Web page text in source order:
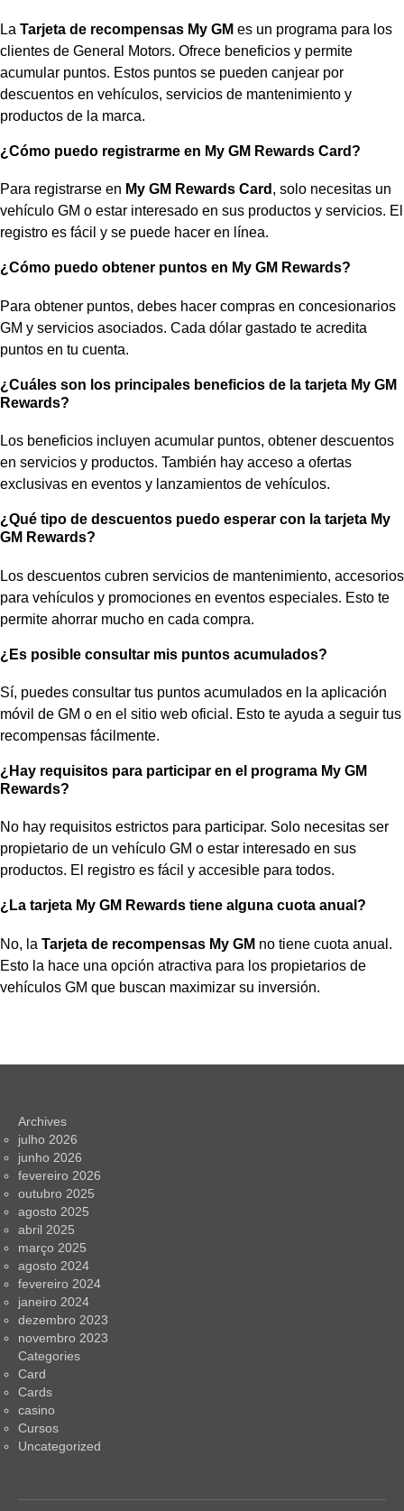
La Tarjeta de recompensas My GM es un programa para los
clientes de General Motors. Ofrece beneficios y permite
acumular puntos. Estos puntos se pueden canjear por
descuentos en vehículos, servicios de mantenimiento y
productos de la marca.
¿Cómo puedo registrarme en My GM Rewards Card?
Para registrarse en My GM Rewards Card , solo necesitas un
vehículo GM o estar interesado en sus productos y servicios. El
registro es fácil y se puede hacer en línea.
¿Cómo puedo obtener puntos en My GM Rewards?
Para obtener puntos, debes hacer compras en concesionarios
GM y servicios asociados. Cada dólar gastado te acredita
puntos en tu cuenta.
¿Cuáles son los principales beneficios de la tarjeta My GM
Rewards?
Los beneficios incluyen acumular puntos, obtener descuentos
en servicios y productos. También hay acceso a ofertas
exclusivas en eventos y lanzamientos de vehículos.
¿Qué tipo de descuentos puedo esperar con la tarjeta My
GM Rewards?
Los descuentos cubren servicios de mantenimiento, accesorios
para vehículos y promociones en eventos especiales. Esto te
permite ahorrar mucho en cada compra.
¿Es posible consultar mis puntos acumulados?
Sí, puedes consultar tus puntos acumulados en la aplicación
móvil de GM o en el sitio web oficial. Esto te ayuda a seguir tus
recompensas fácilmente.
¿Hay requisitos para participar en el programa My GM
Rewards?
No hay requisitos estrictos para participar. Solo necesitas ser
propietario de un vehículo GM o estar interesado en sus
productos. El registro es fácil y accesible para todos.
¿La tarjeta My GM Rewards tiene alguna cuota anual?
No, la Tarjeta de recompensas My GM no tiene cuota anual.
Esto la hace una opción atractiva para los propietarios de
vehículos GM que buscan maximizar su inversión.
Archives
julho 2026
junho 2026
fevereiro 2026
outubro 2025
agosto 2025
abril 2025
março 2025
agosto 2024
fevereiro 2024
janeiro 2024
dezembro 2023
novembro 2023
Categories
Card
Cards
casino
Cursos
Uncategorized